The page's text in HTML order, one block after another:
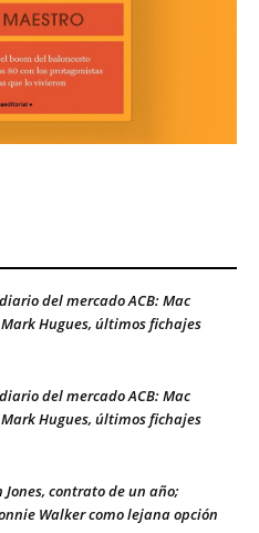
del mercado ACB: Mac
Hugues, últimos fichajes
del mercado ACB: Mac
Hugues, últimos fichajes
contrato de un año;
Walker como lejana opción